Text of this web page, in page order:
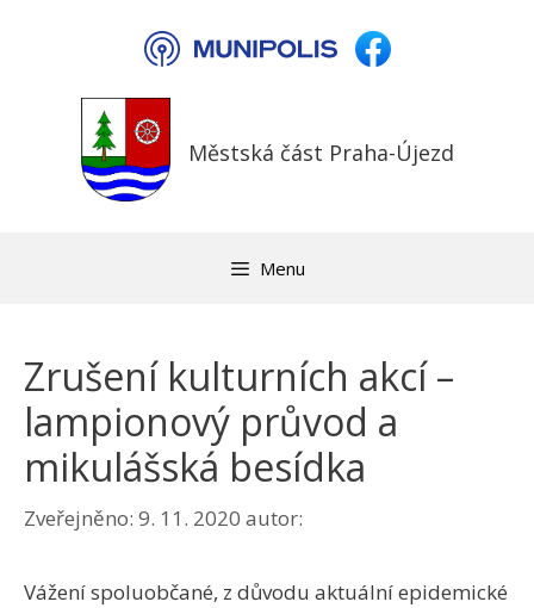
Městská část Praha-Újezd
Menu
Zrušení kulturních akcí –
lampionový průvod a
mikulášská besídka
Zveřejněno: 9. 11. 2020 autor:
Vážení spoluobčané, z důvodu aktuální epidemické